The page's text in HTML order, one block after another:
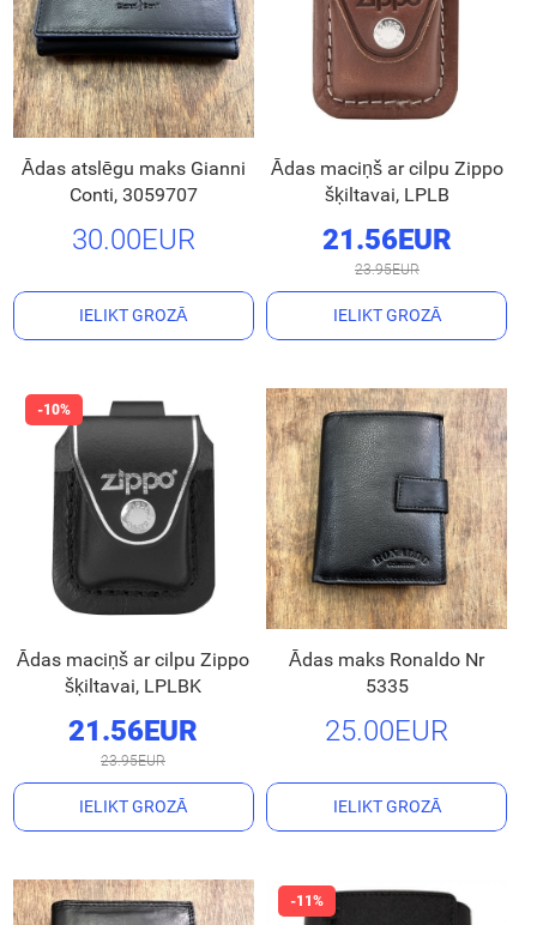
Ādas atslēgu maks Gianni
Conti, 3059707
30.00EUR
IELIKT GROZĀ
Ādas maciņš ar cilpu Zippo
šķiltavai, LPLB
21.56EUR
23.95EUR
IELIKT GROZĀ
Ādas maciņš ar cilpu Zippo
šķiltavai, LPLBK
21.56EUR
23.95EUR
IELIKT GROZĀ
Ādas maks Ronaldo Nr
5335
25.00EUR
IELIKT GROZĀ